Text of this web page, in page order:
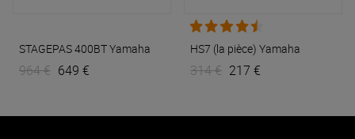
STAGEPAS 400BTYamaha
964 € 649 €
HS7 (la pièce) Yamaha
314 € 217 €